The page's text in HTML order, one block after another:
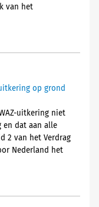
van het
op grond
uitkering niet
en dat aan alle
2 van het Verdrag
Nederland het